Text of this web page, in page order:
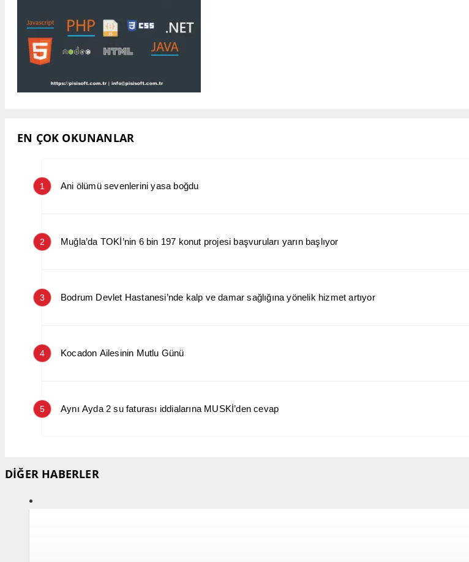
EN ÇOK OKUNANLAR
1 Ani ölümü sevenlerini yasa boğdu
2 Muğla’da TOKİ’nin 6 bin 197 konut projesi başvuruları yarın başlıyor
3 Bodrum Devlet Hastanesi’nde kalp ve damar sağlığına yönelik hizmet artıyor
4 Kocadon Ailesinin Mutlu Günü
5 Aynı Ayda 2 su faturası iddialarına MUSKİ’den cevap
DİĞER HABERLER